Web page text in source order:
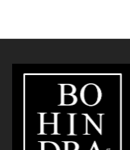
LIBRERÍA
BOHINDRA